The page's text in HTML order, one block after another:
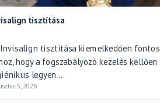
tisztítása
Invisalign tisztítása kiemelkedően fontos
hogy a fogszabályozó kezelés kellően
legyen....
5, 2026